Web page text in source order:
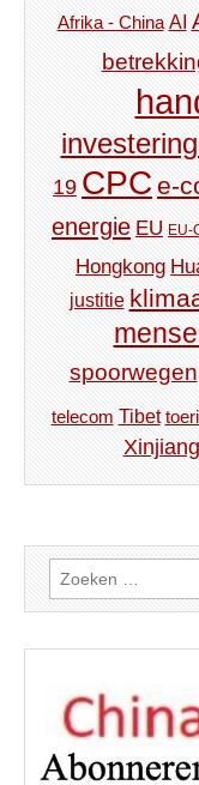
Afrika - China AI
19 CPC e-
energie EU EU-
Hongkong
justitie
spoorwegen
telecom Tibet
Xinjiang
Zoeken
naar: